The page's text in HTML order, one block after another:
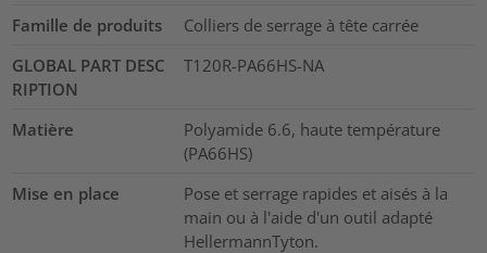
Famille de produits
Colliers de serrage à tête carrée
GLOBAL PART DESC
RIPTION
T120R-PA66HS-NA
Matière
Polyamide 6.6, haute température
(PA66HS)
Mise en place
Pose et serrage rapides et aisés à la
main ou à l'aide d'un outil adapté
HellermannTyton.